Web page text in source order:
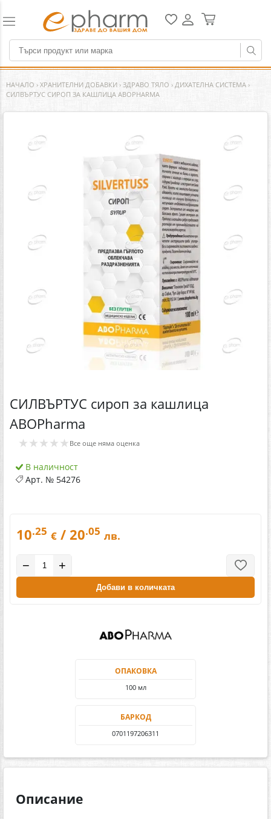
НАЧАЛО › ХРАНИТЕЛНИ ДОБАВКИ › ЗДРАВО ТЯЛО › ДИХАТЕЛНА СИСТЕМА ›
СИЛВЪРТУС СИРОП ЗА КАШЛИЦА ABOPHARMA
СИЛВЪРТУС сироп за кашлица
ABOPharma
★★★★★ Все още няма оценка
В наличност
Арт. № 54276
10.25 € / 20.05 лв.
− +
Добави в количката
ОПАКОВКА
100 мл
БАРКОД
0701197206311
Описание